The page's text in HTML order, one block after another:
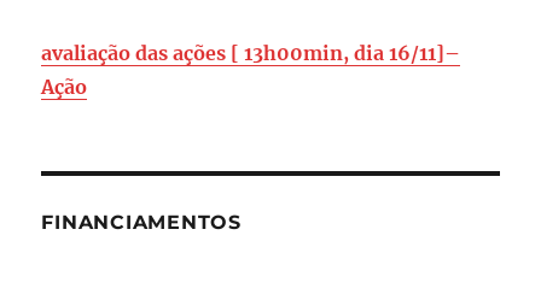
avaliação das ações [13h00min, dia 16/11]–
Ação
FINANCIAMENTOS